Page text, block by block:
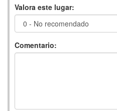
Valora este lugar:
Comentario: